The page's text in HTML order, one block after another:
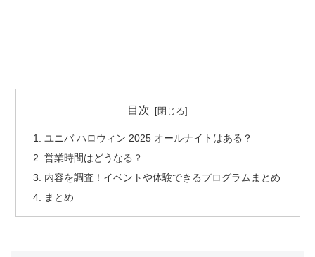
目次
ユニバ ハロウィン 2025 オールナイトはある？
営業時間はどうなる？
内容を調査！イベントや体験できるプログラムまとめ
まとめ